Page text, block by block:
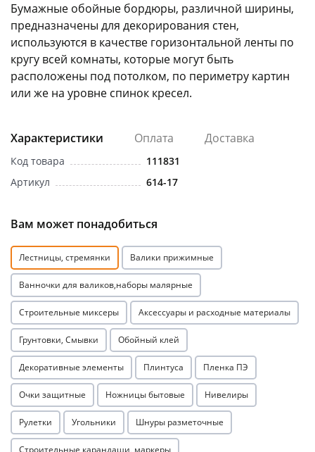
Бумажные обойные бордюры, различной ширины,
предназначены для декорирования стен,
используются в качестве горизонтальной ленты по
кругу всей комнаты, которые могут быть
расположены под потолком, по периметру картин
или же на уровне спинок кресел.
Характеристики Оплата Доставка
Код товара
111831
Артикул
614-17
Вам может понадобиться
Лестницы, стремянки Валики прижимные
Ванночки для валиков,наборы малярные
Строительные миксеры Аксессуары и расходные материалы
Грунтовки, Смывки Обойный клей
Декоративные элементы Плинтуса Пленка ПЭ
Очки защитные Ножницы бытовые Нивелиры
Рулетки Угольники Шнуры разметочные